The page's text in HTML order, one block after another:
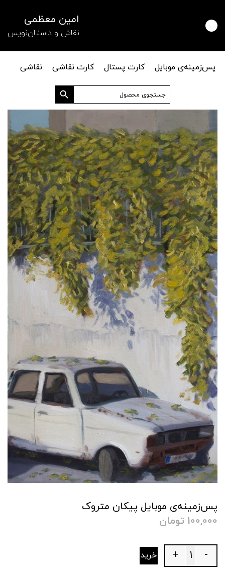
امین معظمی
نقاش و داستان‌نویس
پس‌زمینه‌ی موبایل کارت پستال کارت نقاشی
نقاشی
جستجو
برای:
دکمه جستجو
پس‌زمینه‌ی موبایل پیکان متروک
100,000 تومان
Quantity -
+ خرید